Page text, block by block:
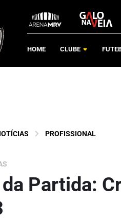
HOME CLUBE
PROFISSIONAL
da Partida: